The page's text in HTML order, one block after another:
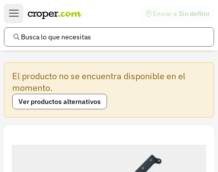
Enviar a Sin definir
Busca lo que necesitas
El producto no se encuentra disponible en el
momento.
Ver productos alternativos
Enlaces de interés
Preguntas frecuentes
Ayuda
Información legal
Términos y condiciones